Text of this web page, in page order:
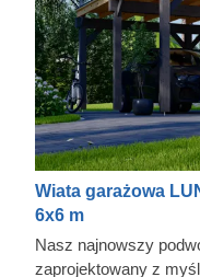
Wiata garażowa
6x6 m
Nasz najnowszy
zaprojektowany z